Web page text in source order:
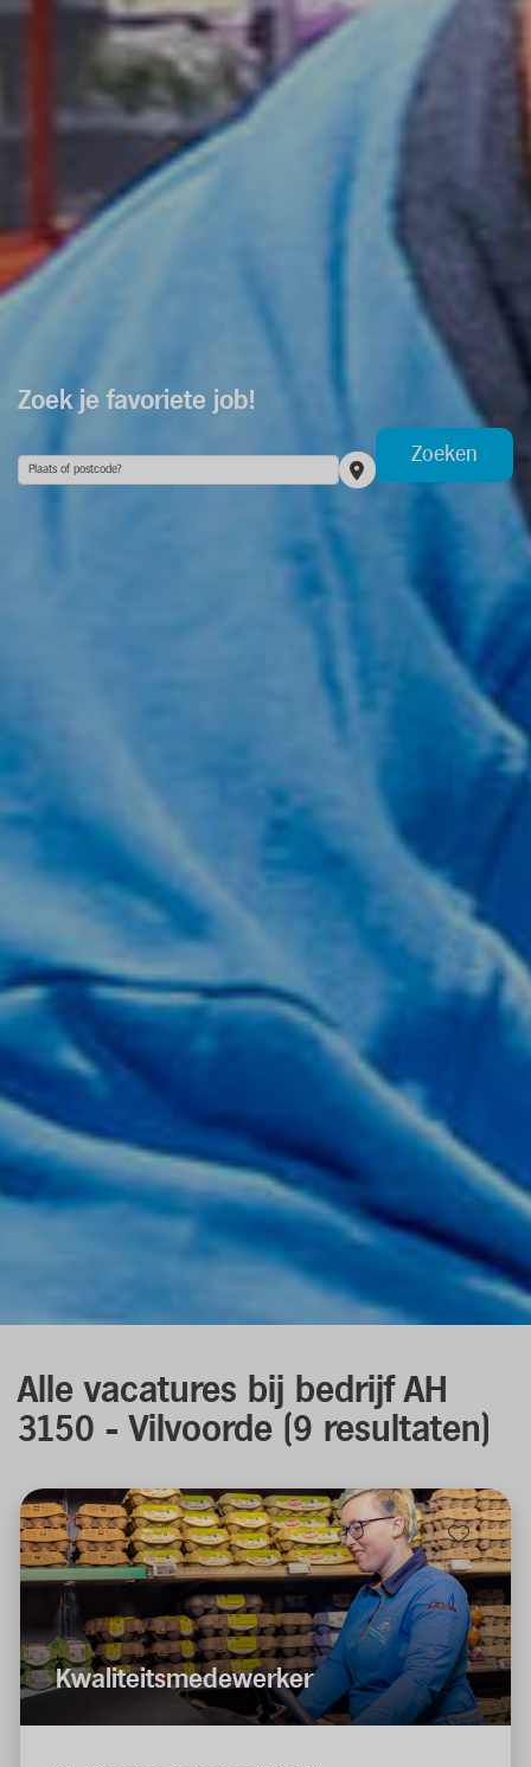
Zoek je favoriete job!
Zoeken
Alle vacatures bij bedrijf AH
3150 - Vilvoorde
9 resultaten
Kwaliteitsmedewerker